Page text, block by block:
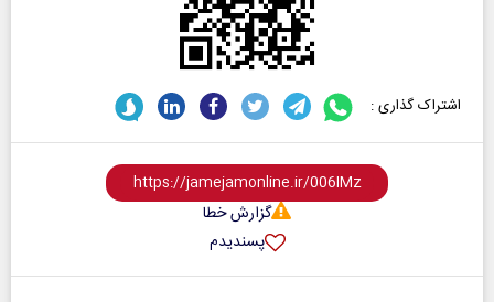
اشتراک گذاری :
گزارش خطا
پسندیدم